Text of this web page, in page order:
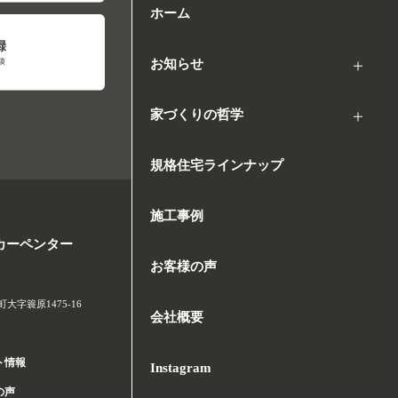
ホーム
お知らせ
家づくりの哲学
規格住宅ラインナップ
施工事例
お客様の声
会社概要
Instagram
ーペンター
大字簑原1475-16
情報
声